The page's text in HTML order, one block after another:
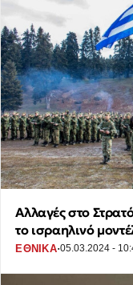
Αλλαγές στο
το ισραηλινό
ΕΘΝΙΚΑ·05.03.2024 -